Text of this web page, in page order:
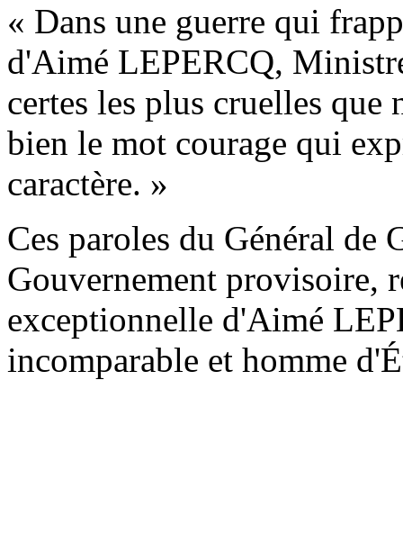
« Dans une guerre qui
d'Aimé LEPERCQ,
certes les plus cruelles que
bien le mot courage qui
caractère. »
Ces paroles du Général de
Gouvernement provisoire,
exceptionnelle d'Aimé
incomparable et homme